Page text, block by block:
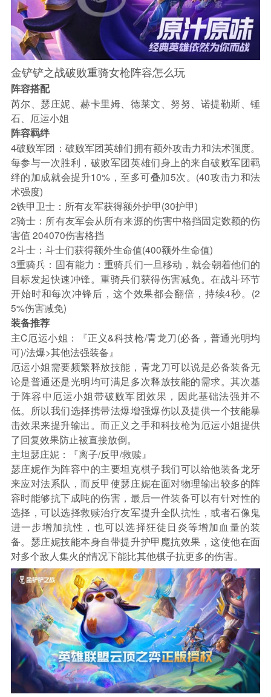
金铲铲之战破败重骑女枪阵容怎么玩
阵容搭配
芮尔、瑟庄妮、赫卡里姆、德莱文、努努、诺提勒斯、锤
石、厄运小姐
阵容羁绊
4破败军团：破败军团英雄们拥有额外攻击力和法术强度。
每参与一次胜利，破败军团英雄们身上的来自破败军团羁
绊的加成就会提升10%，至多可叠加5次。(40攻击力和法
术强度)
2铁甲卫士：所有友军获得额外护甲(30护甲)
2骑士：所有友军会从所有来源的伤害中格挡固定数额的伤
害值 204070伤害格挡
2斗士：斗士们获得额外生命值(400额外生命值)
3重骑兵：固有能力：重骑兵们一旦移动，就会朝着他们的
目标发起快速冲锋。重骑兵们获得伤害减免。在战斗环节
开始时和每次冲锋后，这个效果都会翻倍，持续4秒。(2
5%伤害减免)
装备推荐
主C厄运小姐：『正义&科技枪/青龙刀(必备，普通光明均
可)/法爆>其他法强装备』
厄运小姐需要频繁释放技能，青龙刀可以说是必备装备无
论是普通还是光明均可满足多次释放技能的需求。其次基
于阵容中厄运小姐带破败军团效果，因此基础法强并不
低。所以我们选择携带法爆增强爆伤以及提供一个技能暴
击效果来提升输出。而正义之手和科技枪为厄运小姐提供
了回复效果防止被直接放倒。
主坦瑟庄妮：『离子/反甲/救赎』
瑟庄妮作为阵容中的主要坦克棋子我们可以给他装备龙牙
来应对法系队，而反甲使瑟庄妮在面对物理输出较多的阵
容时能够抗下成吨的伤害，最后一件装备可以有针对性的
选择，可以选择救赎治疗友军提升全队抗性，或者石像鬼
进一步增加抗性，也可以选择狂徒日炎等增加血量的装
备。瑟庄妮技能本身自带提升护甲魔抗效果，这使他在面
对多个敌人集火的情况下能比其他棋子抗更多的伤害。